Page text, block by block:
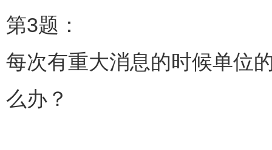
第3题：
每次有重大消息的时候单位
么办？